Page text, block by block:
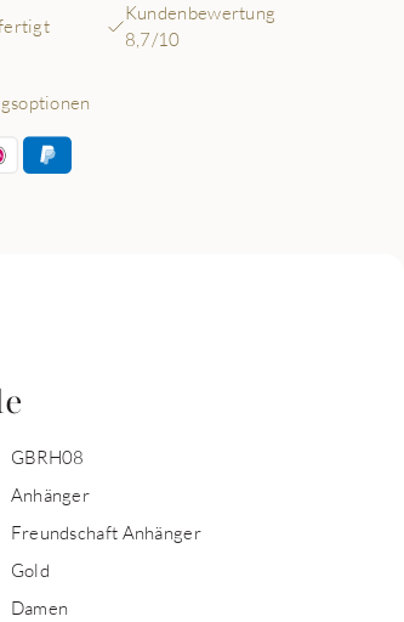
Kundenbewertung
8,7/10
GBRH08
Anhänger
Freundschaft Anhänger
Gold
Damen